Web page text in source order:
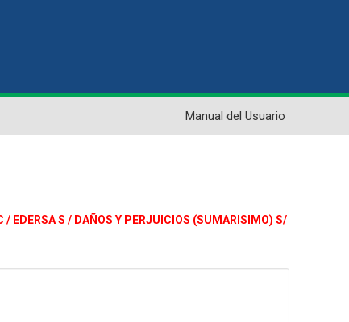
Manual del Usuario
EDERSA S / DAÑOS Y PERJUICIOS (SUMARISIMO) S/